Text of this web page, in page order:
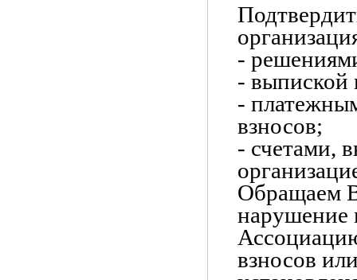
-
- выпиской
-
взносов;
- счетами,
Обращаем
нарушение
взносов